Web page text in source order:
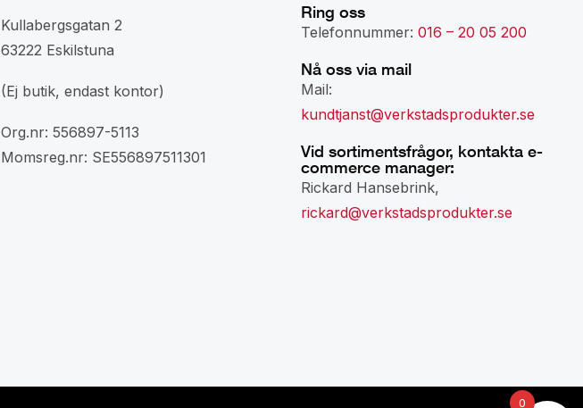
Kullabergsgatan 2
63222 Eskilstuna
(Ej butik, endast kontor)
Org.nr: 556897-5113
Momsreg.nr: SE556897511301
Ring oss
Telefonnummer: 016 – 20 05 200
Nå oss via mail
Mail:
kundtjanst@verkstadsprodukter.se
Vid sortimentsfrågor, kontakta e-
commerce manager:
Rickard Hansebrink,
rickard@verkstadsprodukter.se
0